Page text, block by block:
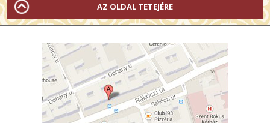
AZ OLDAL TETEJÉRE